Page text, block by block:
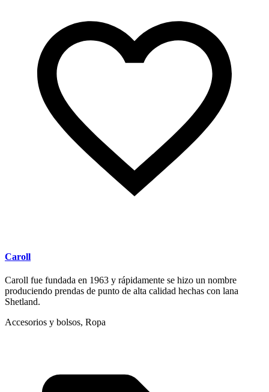
Caroll
Caroll fue fundada en 1963 y rápidamente se hizo un nombre
produciendo prendas de punto de alta calidad hechas con lana
Shetland.
Accesorios y bolsos, Ropa